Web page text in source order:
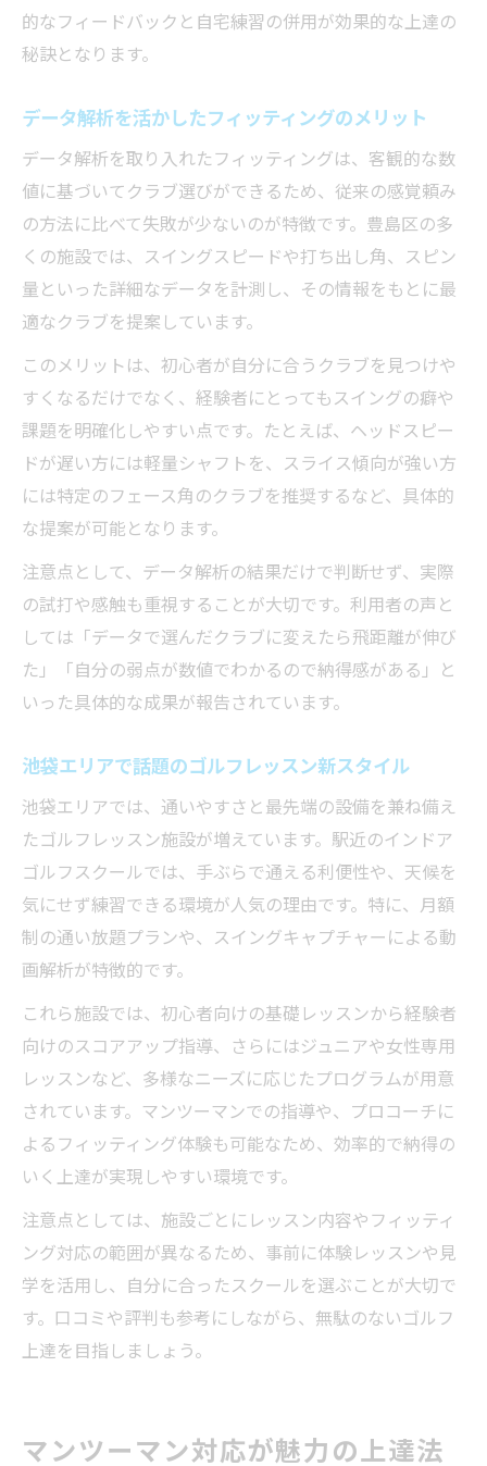
的なフィードバックと自宅練習の併用が効果的な上達の
秘訣となります。
データ解析を活かしたフィッティングのメリット
データ解析を取り入れたフィッティングは、客観的な数
値に基づいてクラブ選びができるため、従来の感覚頼み
の方法に比べて失敗が少ないのが特徴です。豊島区の多
くの施設では、スイングスピードや打ち出し角、スピン
量といった詳細なデータを計測し、その情報をもとに最
適なクラブを提案しています。
このメリットは、初心者が自分に合うクラブを見つけや
すくなるだけでなく、経験者にとってもスイングの癖や
課題を明確化しやすい点です。たとえば、ヘッドスピー
ドが遅い方には軽量シャフトを、スライス傾向が強い方
には特定のフェース角のクラブを推奨するなど、具体的
な提案が可能となります。
注意点として、データ解析の結果だけで判断せず、実際
の試打や感触も重視することが大切です。利用者の声と
しては「データで選んだクラブに変えたら飛距離が伸び
た」「自分の弱点が数値でわかるので納得感がある」と
いった具体的な成果が報告されています。
池袋エリアで話題のゴルフレッスン新スタイル
池袋エリアでは、通いやすさと最先端の設備を兼ね備え
たゴルフレッスン施設が増えています。駅近のインドア
ゴルフスクールでは、手ぶらで通える利便性や、天候を
気にせず練習できる環境が人気の理由です。特に、月額
制の通い放題プランや、スイングキャプチャーによる動
画解析が特徴的です。
これら施設では、初心者向けの基礎レッスンから経験者
向けのスコアアップ指導、さらにはジュニアや女性専用
レッスンなど、多様なニーズに応じたプログラムが用意
されています。マンツーマンでの指導や、プロコーチに
よるフィッティング体験も可能なため、効率的で納得の
いく上達が実現しやすい環境です。
注意点としては、施設ごとにレッスン内容やフィッティ
ング対応の範囲が異なるため、事前に体験レッスンや見
学を活用し、自分に合ったスクールを選ぶことが大切で
す。口コミや評判も参考にしながら、無駄のないゴルフ
上達を目指しましょう。
マンツーマン対応が魅力の上達法